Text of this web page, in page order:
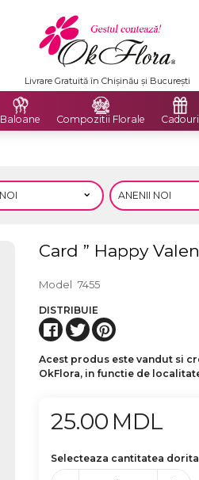
Livrare Gratuită în Chișinău și București
Baloane Compozitii Florale Cadouri
Card ” Happy
Model 7455
DISTRIBUIE
Acest produs este vandut si
OkFlora, in functie de
25.00 MDL
Selecteaza cantitatea dorita